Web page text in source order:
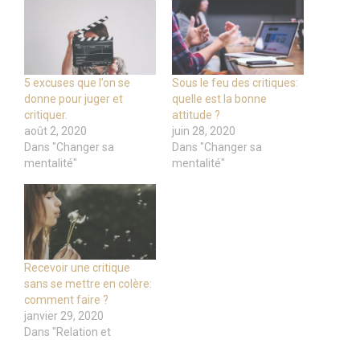
5 excuses que l’on se
donne pour juger et
critiquer.
août 2, 2020
Dans "Changer sa
mentalité"
Sous le feu des critiques:
quelle est la bonne
attitude ?
juin 28, 2020
Dans "Changer sa
mentalité"
Recevoir une critique
sans se mettre en colère:
comment faire ?
janvier 29, 2020
Dans "Relation et